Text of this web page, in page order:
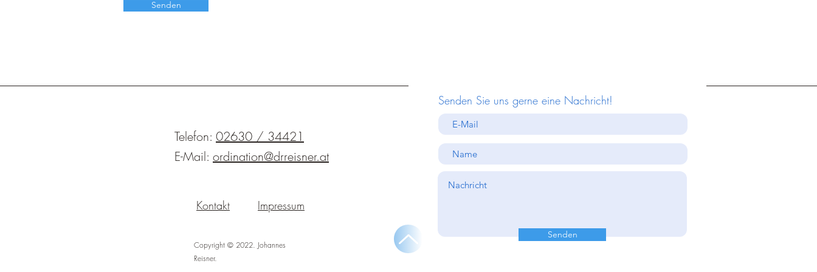
Senden
Telefon: 02630 / 34421
E-Mail: ordination@drreisner.at
Kontakt Impressum
Copyright © 2022. Johannes
Reisner.
Senden Sie uns gerne eine Nachricht!
Senden